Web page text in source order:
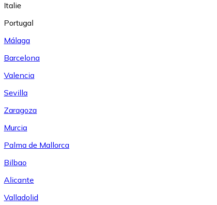
Italie
Portugal
Málaga
Barcelona
Valencia
Sevilla
Zaragoza
Murcia
Palma de Mallorca
Bilbao
Alicante
Valladolid